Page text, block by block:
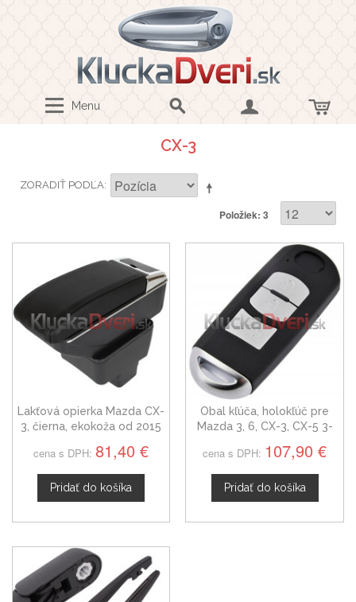
Menu
CX-3
ZORADIŤ PODĽA
Položiek: 3
Lakťová opierka Mazda CX-
3, čierna, ekokoža od 2015
cena s DPH: 81,40 €
Pridať do košíka
Obal kľúča, holokľúč pre
Mazda 3, 6, CX-3, CX-5 3-
cena s DPH: 107,90 €
Pridať do košíka